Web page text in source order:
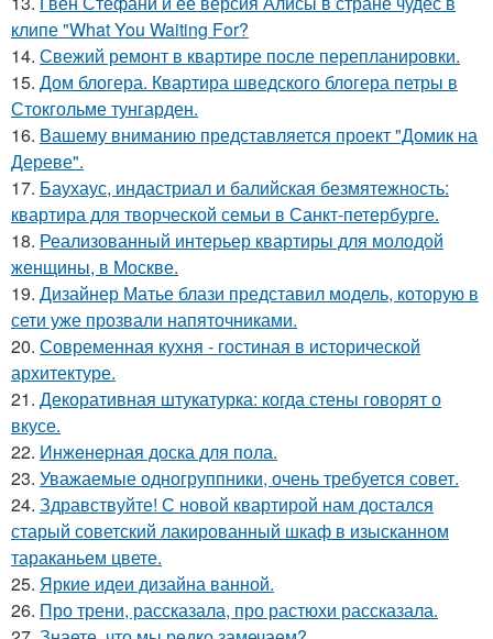
клипе "What You Waiting For?
14. Свежий ремонт в квартире после перепланировки.
15. Дом блогера. Квартира шведского блогера петры в
Стокгольме тунгарден.
16. Вашему вниманию представляется проект "Домик на
Дереве".
17. Баухаус, индастриал и балийская безмятежность:
квартира для творческой семьи в Санкт-петербурге.
18. Реализованный интерьер квартиры для молодой
женщины, в Москве.
19. Дизайнер Матье блази представил модель, которую в
сети уже прозвали напяточниками.
20. Современная кухня - гостиная в исторической
архитектуре.
21. Декоративная штукатурка: когда стены говорят о
вкусе.
22. Инжeнepная доска для пола.
23. Уважаемые одногруппники, очень требуется совет.
24. Здравствуйте! С новой квартирой нам достался
старый советский лакированный шкаф в изысканном
тараканьем цвете.
25. Яркие идеи дизайна ванной.
26. Про трени, рассказала, про растюхи рассказала.